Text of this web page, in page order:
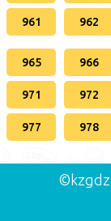
961 962
965 966
971 972
977 978